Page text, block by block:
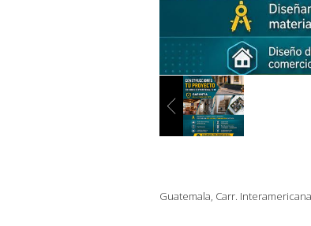
Guatemala, Carr. Interamericana